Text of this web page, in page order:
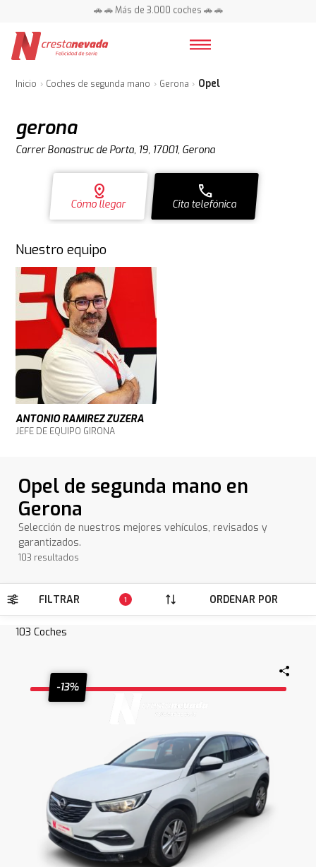
📍 Centros en toda España ⭐
📍 Centros en toda España ⭐
Inicio Coches de segunda mano Gerona Opel
gerona
Carrer Bonastruc de Porta, 19, 17001, Gerona
distance
Cómo llegar
call
Cita telefónica
Nuestro equipo
ANTONIO RAMIREZ ZUZERA
JEFE DE EQUIPO GIRONA
Opel de segunda mano en
Gerona
Selección de nuestros mejores vehículos, revisados y
garantizados.
103 resultados
FILTRAR 1 ORDENAR POR
103 Coches
-13%